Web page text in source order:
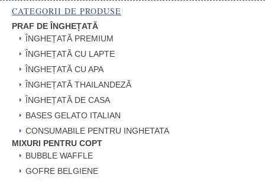
CATEGORII DE PRODUSE
PRAF DE ÎNGHEȚATĂ
ÎNGHEȚATĂ PREMIUM
ÎNGHEȚATĂ CU LAPTE
ÎNGHEȚATĂ CU APA
ÎNGHEȚATĂ THAILANDEZĂ
ÎNGHEȚATĂ DE CASA
BASES GELATO ITALIAN
CONSUMABILE PENTRU INGHETATA
MIXURI PENTRU COPT
BUBBLE WAFFLE
GOFRE BELGIENE